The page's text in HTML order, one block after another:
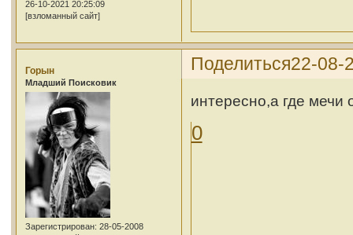
26-10-2021 20:25:09
[взломанный сайт]
Поделиться22-08-
Горын
Младший Поисковик
Зарегистрирован: 28-05-2008
интересно,а где мечи
0